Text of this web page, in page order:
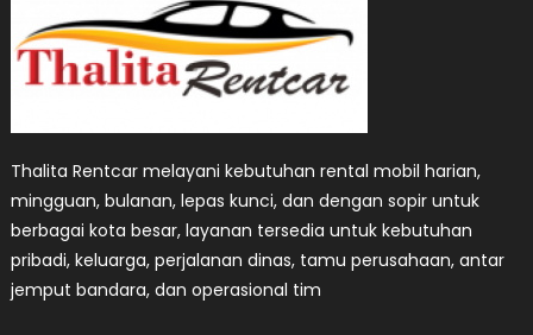
Thalita Rentcar melayani kebutuhan rental mobil harian,
mingguan, bulanan, lepas kunci, dan dengan sopir untuk
berbagai kota besar, layanan tersedia untuk kebutuhan
pribadi, keluarga, perjalanan dinas, tamu perusahaan, antar
jemput bandara, dan operasional tim